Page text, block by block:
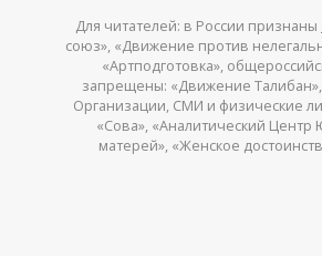
Для читателей: в России признаны
союз», «Движение против
«Артподготовка»,
запрещены: «Движение Талибан»,
Организации, СМИ и физические
«Сова», «Аналитический Центр
матерей», «Женское